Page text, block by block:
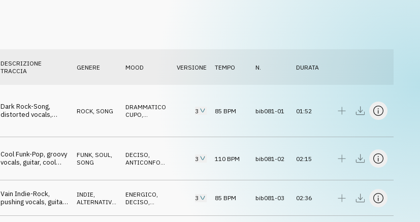
DESCRIZIONE
TRACCIA
GENERE MOOD VERSIONE TEMPO N. DURATA
Dark Rock-Song,
distorted vocals,
ROCK SONG DRAMMATICO
CUPO,
3 85 BPM bib081-01 01:52
Cool Funk-Pop, groovy
vocals, guitar, cool
FUNK, SOUL,
SONG
DECISO,
ANTICONFORMISTA
3 110 BPM bib081-02 02:15
Vain Indie-Rock,
pushing vocals, guitar,
INDIE,
ALTERNATIVA
ENERGICO
DECISO
3 85 BPM bib081-03 02:36